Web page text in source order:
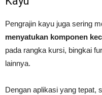
Pengrajin kayu juga sering
menyatukan komponen
pada rangka kursi, bingkai
lainnya.
Dengan aplikasi yang tepat,